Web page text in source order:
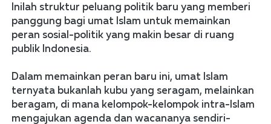
Inilah struktur peluang politik baru yang memberi
panggung bagi umat Islam untuk memainkan
peran sosial-politik yang makin besar di ruang
publik Indonesia.
Dalam memainkan peran baru ini, umat Islam
ternyata bukanlah kubu yang seragam, melainkan
beragam, di mana kelompok-kelompok intra-Islam
mengajukan agenda dan wacananya sendiri-